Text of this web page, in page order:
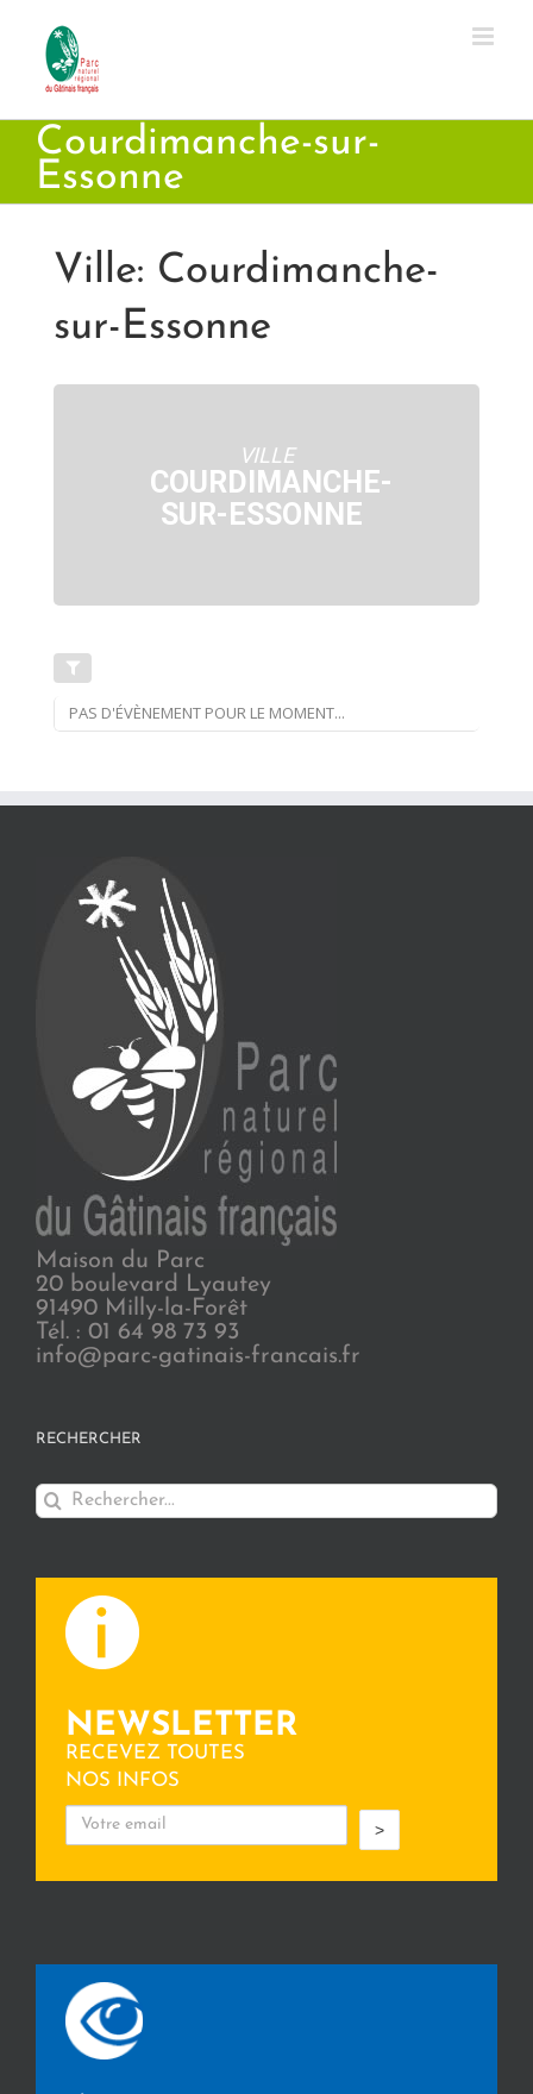
contenu
Courdimanche-sur-
Essonne
Ville: Courdimanche-
sur-Essonne
VILLE
COURDIMANCHE-
SUR-ESSONNE
PAS D'ÉVÈNEMENT POUR LE MOMENT...
Maison du Parc
20 boulevard Lyautey
91490 Milly-la-Forêt
Tél. : 01 64 98 73 93
info@parc-gatinais-francais.fr
RECHERCHER
Rechercher:
NEWSLETTER
RECEVEZ TOUTES
NOS INFOS
>